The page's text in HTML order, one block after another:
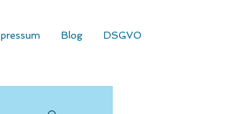
Blog DSGVO